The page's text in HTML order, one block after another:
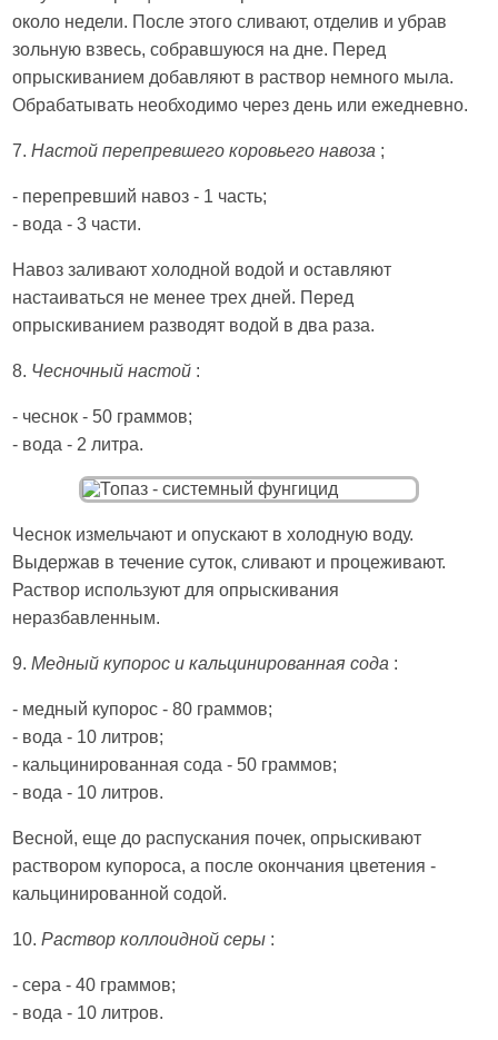
около недели. После этого сливают, отделив и убрав
зольную взвесь, собравшуюся на дне. Перед
опрыскиванием добавляют в раствор немного мыла.
Обрабатывать необходимо через день или ежедневно.
7.Настой перепревшего коровьего навоза ;
- перепревший навоз - 1 часть;
- вода - 3 части.
Навоз заливают холодной водой и оставляют
настаиваться не менее трех дней. Перед
опрыскиванием разводят водой в два раза.
8. Чесночный настой :
- чеснок - 50 граммов;
- вода - 2 литра.
Чеснок измельчают и опускают в холодную воду.
Выдержав в течение суток, сливают и процеживают.
Раствор используют для опрыскивания
неразбавленным.
9.Медный купорос и кальцинированная сода :
- медный купорос - 80 граммов;
- вода - 10 литров;
- кальцинированная сода - 50 граммов;
- вода - 10 литров.
Весной, еще до распускания почек, опрыскивают
раствором купороса, а после окончания цветения -
кальцинированной содой.
10.Раствор коллоидной серы :
- сера - 40 граммов;
- вода - 10 литров.